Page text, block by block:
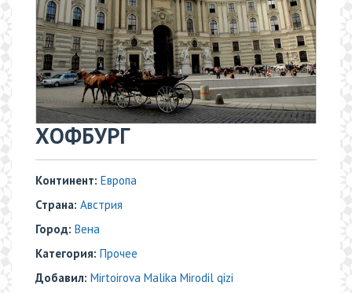
ХОФБУРГ
Континент: Европа
Страна: Австрия
Город: Вена
Категория: Прочее
Добавил: Mirtoirova Malika Mirodil qizi